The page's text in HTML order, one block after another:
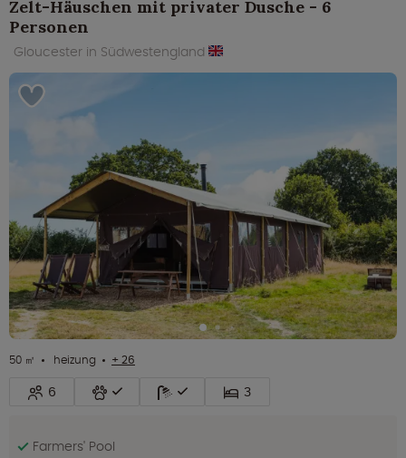
Zelt-Häuschen mit privater Dusche - 6
Personen
Gloucester in Südwestengland
50 ㎡ heizung + 26
6 3
Farmers' Pool